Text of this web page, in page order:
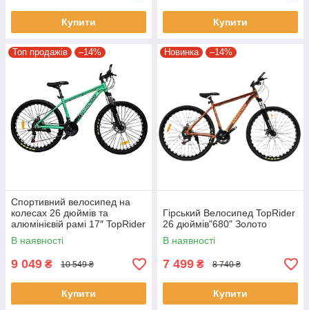
Купити Купити
Топ продажів –14%
Спортивний велосипед на
колесах 26 дюймів та
алюмінієвій рамі 17″ TopRider
670 Аква
В наявності
9 049 ₴ 10 549 ₴
Купити
Новинка –14%
Гірський Велосипед TopRider
26 дюймів"680" Золото
В наявності
7 499 ₴ 8 740 ₴
Купити